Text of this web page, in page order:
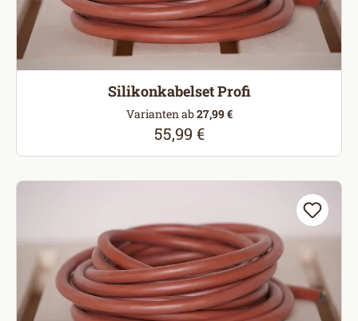
Silikonkabelset Profi
Varianten ab27,99 €
Regulärer Preis:
55,99 €